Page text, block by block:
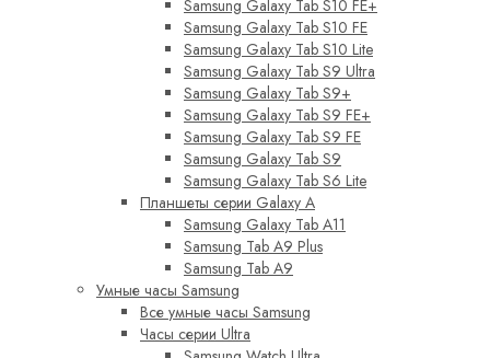
Samsung Galaxy Tab S10 FE+
Samsung Galaxy Tab S10 FE
Samsung Galaxy Tab S10 Lite
Samsung Galaxy Tab S9 Ultra
Samsung Galaxy Tab S9+
Samsung Galaxy Tab S9 FE+
Samsung Galaxy Tab S9 FE
Samsung Galaxy Tab S9
Samsung Galaxy Tab S6 Lite
Планшеты серии Galaxy A
Samsung Galaxy Tab A11
Samsung Tab A9 Plus
Samsung Tab A9
Умные часы Samsung
Все умные часы Samsung
Часы серии Ultra